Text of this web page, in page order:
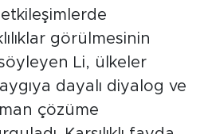
görülmesinin
Li, ülkeler
dayalı diyalog ve
çözüme